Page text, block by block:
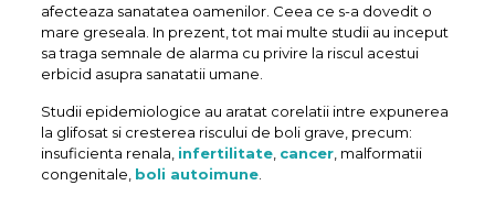
afecteaza sanatatea oamenilor. Ceea ce s-a dovedit o
mare greseala. In prezent, tot mai multe studii au inceput
sa traga semnale de alarma cu privire la riscul acestui
erbicid asupra sanatatii umane.
Studii epidemiologice au aratat corelatii intre expunerea
la glifosat si cresterea riscului de boli grave, precum:
insuficienta renala, infertilitate, cancer, malformatii
congenitale, boli autoimune.